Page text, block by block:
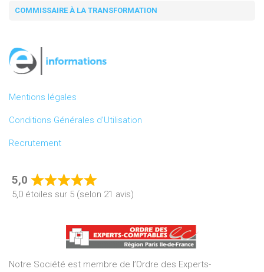
COMMISSAIRE À LA TRANSFORMATION
Mentions légales
Conditions Générales d’Utilisation
Recrutement
5,0
Rated
5,0
of
5
5,0 étoiles sur 5 (selon 21 avis)
Notre Société est membre de l’Ordre des Experts-